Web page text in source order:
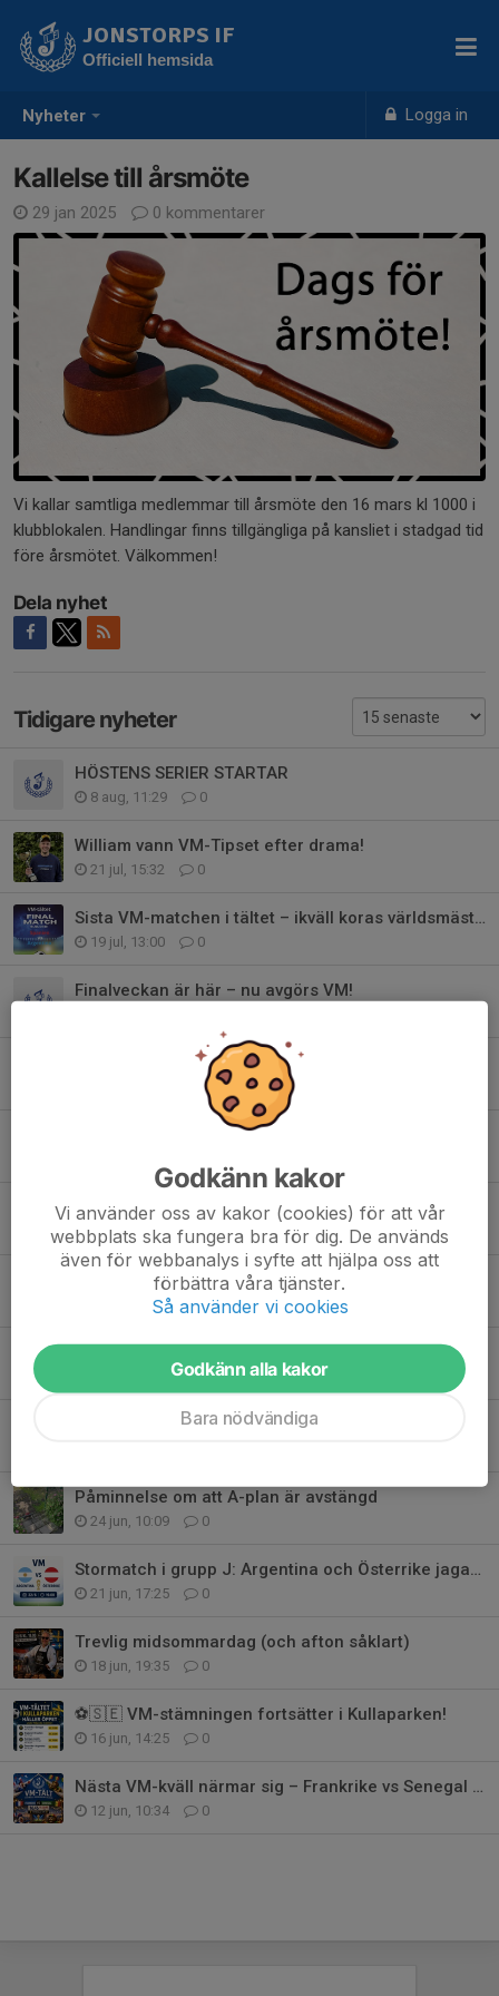
Nyheter Logga in
JONSTORPS IF
Officiell hemsida
Kallelse till årsmöte
29 jan 2025 0 kommentarer
Vi kallar samtliga medlemmar till årsmöte den 16 mars kl 1000 i
klubblokalen. Handlingar finns tillgängliga på kansliet i stadgad tid
före årsmötet. Välkommen!
Dela nyhet
Tidigare nyheter
HÖSTENS SERIER STARTAR
8 aug, 11:29 0
William vann VM-Tipset efter drama!
21 jul, 15:32 0
Sista VM-matchen i tältet – ikväll koras världsmästaren!
19 jul, 13:00 0
Finalveckan är här – nu avgörs VM!
Fredag i VM-tältet - Spanien - Belgien
HÖSTSERIERNA 2026
2 jul, 19:43 0
Slutspelet är igång – nu väntar VM:s bästa matcher!
1 jul, 20:21 0
Supertisdag i VM-tältet – nu hejar vi fram Sverige!
28 jun, 22:53 0
Påminnelse om att A-plan är avstängd
24 jun, 10:09 0
Stormatch i grupp J: Argentina och Österrike jagar slutspelsplats
21 jun, 17:25 0
Trevlig midsommardag (och afton såklart)
18 jun, 19:35 0
⚽🇸🇪 VM-stämningen fortsätter i Kullaparken!
16 jun, 14:25 0
Nästa VM-kväll närmar sig – Frankrike vs Senegal i tältet!
12 jun, 10:34 0
Godkänn kakor
Vi använder oss av kakor (cookies) för att vår
webbplats ska fungera bra för dig. De används
även för webbanalys i syfte att hjälpa oss att
förbättra våra tjänster.
Så använder vi cookies
Godkänn alla kakor
Bara nödvändiga